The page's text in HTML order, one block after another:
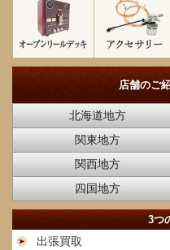
店舗のご
北海道地方
関東地方
関西地方
四国地方
3つ
出張買取